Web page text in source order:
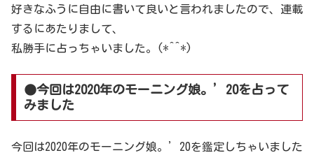
好きなふうに自由に書いて良いと言われましたので、連載
するにあたりまして、
私勝手に占っちゃいました。(*^^*)
●今回は2020年のモーニング娘。’20を占って
みました
今回は2020年のモーニング娘。’20を鑑定しちゃいました